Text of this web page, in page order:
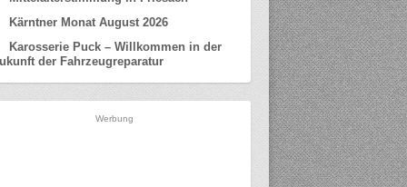
Kärntner Monat August 2026
Karosserie Puck – Willkommen in der
der Fahrzeugreparatur
Werbung